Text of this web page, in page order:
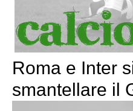
Roma e Inter
smantellare il